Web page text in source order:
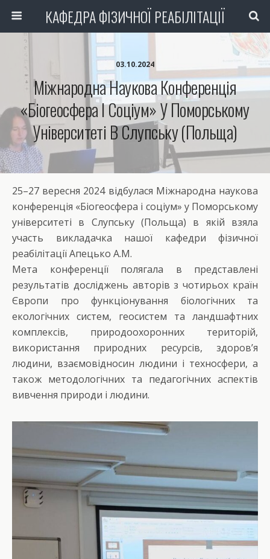
КАФЕДРА ФІЗИЧНОЇ РЕАБІЛІТАЦІЇ
03.10.2024
Міжнародна Наукова Конференція
«Біогеосфера І Соціум» У Поморському
Університеті В Слупську (Польща)
25–27 вересня 2024 відбулася Міжнародна наукова
конференція «Біогеосфера і соціум» у Поморському
університеті в Слупську (Польща) в якій взяла
участь викладачка нашої кафедри фізичної
реабілітації Апецько А.М.
Мета конференції полягала в представлені
результатів досліджень авторів з чотирьох країн
Європи про функціонування біологічних та
екологічних систем, геосистем та ландшафтних
комплексів, природоохоронних територій,
використання природних ресурсів, здоров’я
людини, взаємовідносин людини і техносфери, а
також методологічних та педагогічних аспектів
вивчення природи і людини.